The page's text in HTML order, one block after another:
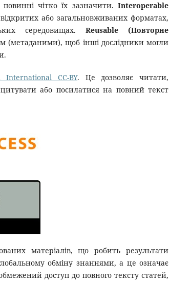
чітко їх зазначити. Interoperable
або загальновживаних форматах,
середовищах. Reusable (Повторне
(метаданими), щоб інші дослідники могли
CC-BY. Це дозволяє читати,
або посилатися на повний текст
матеріалів, що робить результати
обміну знаннями, а це означає
доступ до повного тексту статей,